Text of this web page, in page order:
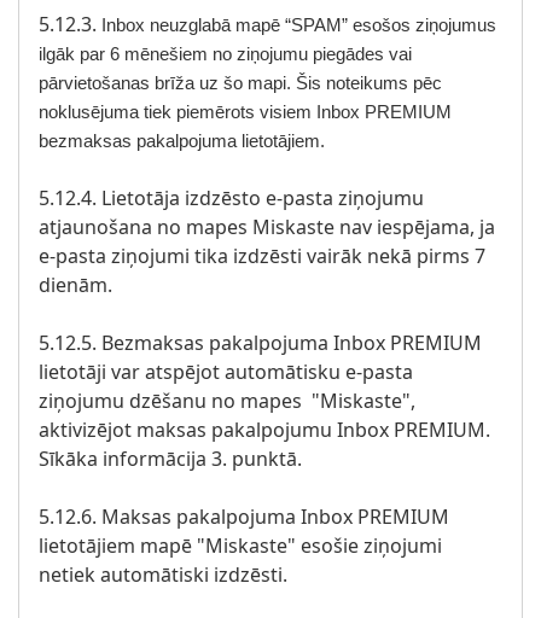
5.12.3. Inbox neuzglabā mapē “SPAM” esošos ziņojumus
ilgāk par 6 mēnešiem no ziņojumu piegādes vai
pārvietošanas brīža uz šo mapi. Šis noteikums pēc
noklusējuma tiek piemērots visiem Inbox PREMIUM
bezmaksas pakalpojuma lietotājiem.
5.12.4. Lietotāja izdzēsto e-pasta ziņojumu
atjaunošana no mapes Miskaste nav iespējama, ja
e-pasta ziņojumi tika izdzēsti vairāk nekā pirms 7
dienām.
5.12.5. Bezmaksas pakalpojuma Inbox PREMIUM
lietotāji var atspējot automātisku e-pasta
ziņojumu dzēšanu no mapes "Miskaste",
aktivizējot maksas pakalpojumu Inbox PREMIUM.
Sīkāka informācija 3. punktā.
5.12.6. Maksas pakalpojuma Inbox PREMIUM
lietotājiem mapē "Miskaste" esošie ziņojumi
netiek automātiski izdzēsti.